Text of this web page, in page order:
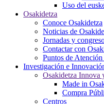
Uso del
Osakidetza
Conoce Osakidetza
Noticias de
Jornadas y
Contactar con
Puntos de
Investigación e
Osakidetza Innova
Made in
Compra
Centros